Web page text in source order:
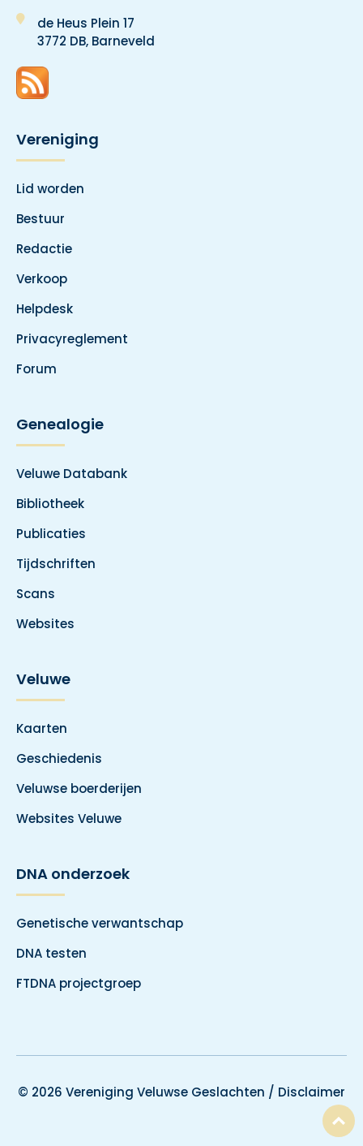
de Heus Plein 17
3772 DB, Barneveld
Vereniging
Lid worden
Bestuur
Redactie
Verkoop
Helpdesk
Privacyreglement
Forum
Genealogie
Veluwe Databank
Bibliotheek
Publicaties
Tijdschriften
Scans
Websites
Veluwe
Kaarten
Geschiedenis
Veluwse boerderijen
Websites Veluwe
DNA onderzoek
Genetische verwantschap
DNA testen
FTDNA projectgroep
© 2026 Vereniging Veluwse Geslachten / Disclaimer